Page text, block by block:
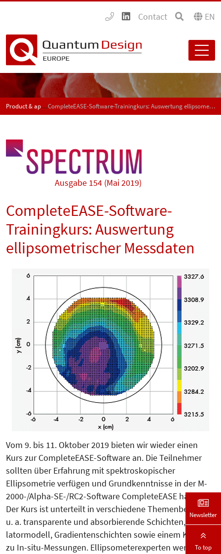
Contact EN
Product & application news - SPECTRUM CompleteEASE-Software-Trainingkurs: Auswertung ellipsometrischer Messdaten
Ausgabe 154 (Mai 2019)
CompleteEASE-Software-
Trainingkurs: Auswertung
ellipsometrischer Messdaten
Vom 9. bis 11. Oktober 2019 bieten wir wieder einen
Kurs zur CompleteEASE-Software an. Die Teilnehmer
sollten über Erfahrung mit spektroskopischer
Ellipsometrie verfügen und Grundkenntnisse in der M-
2000-/Alpha-SE-/RC2-Software CompleteEASE haben.
Der Kurs ist unterteilt in verschiede­ne Themenbereiche,
u. a. transparente und absorbierende Schichten, Os­zil­
la­tormodell, Gradientenschichten sowie einem Kapitel
zu In-situ-Mes­sun­gen. Ellipsometerexperten werden
Newsletter
To top